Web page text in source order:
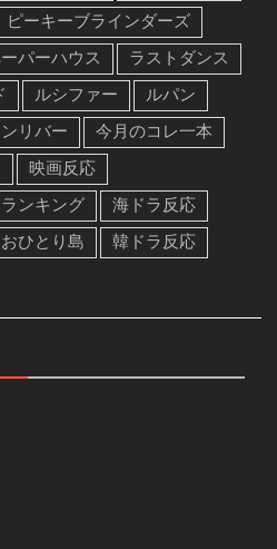
ピーキーブラインダーズ
パーハウス
ラストダンス
ルシファー
ルパン
リバー
今月のコレ一本
映画反応
ンキング
海ドラ反応
ひとり島
韓ドラ反応